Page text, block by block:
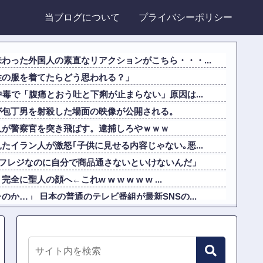
当ブログについて プライバシーポリシー
った外国人の素直なリアクションがこちら・・・...
服を着てたらどう思われる？」
で「腹痛とおう吐と下痢が止まらない」原因は...
丁男を射殺した場面の映像が公開される。
が警察官を突き飛ばす。逮捕しろやｗｗｗ
たイラン人が激怒｢子供に見せる内容じゃない｡悪...
レジなのに自分で商品通さないといけないんだ」
完全に聖人の顔へ←これw w w w w w ...
か…」 日本の普通のテレビ番組が最新SNSの...
どこでも発展させると語る世界的大富豪に海外が...
かった結果・・・・